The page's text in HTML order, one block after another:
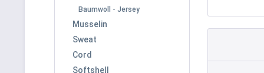
Baumwoll - Jersey
Musselin
Sweat
Cord
Softshell